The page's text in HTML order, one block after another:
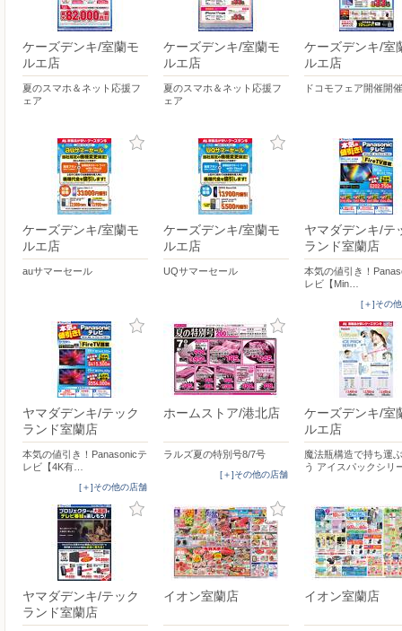
ケーズデンキ/室蘭モ
ルエ店
夏のスマホ＆ネット応援フ
ェア
ケーズデンキ/室蘭モ
ルエ店
夏のスマホ＆ネット応援フ
ェア
ケーズデンキ/室
ルエ店
ドコモフェア開催開催
ケーズデンキ/室蘭モ
ルエ店
auサマーセール
ケーズデンキ/室蘭モ
ルエ店
UQサマーセール
ヤマダデンキ/テ
ランド室蘭店
本気の値引き！
レビ【Min…
[＋]その
ヤマダデンキ/テック
ランド室蘭店
本気の値引き！Panasonicテ
レビ【4K有…
[＋]その他の店舗
ホームストア/港北店
ラルズ夏の特別号8/7号
[＋]その他の店舗
ケーズデンキ/室
ルエ店
魔法瓶構造で持ち運
う アイスパックシリ
ヤマダデンキ/テック
ランド室蘭店
イオン室蘭店 イオン室蘭店